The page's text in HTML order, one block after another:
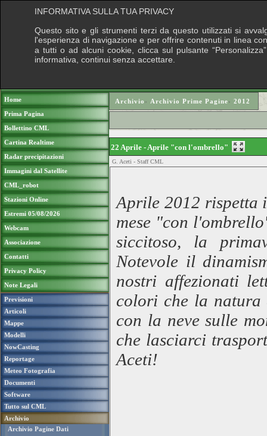
Home
Prima Pagina
Bollettino CML
Cartina Realtime
Radar precipitazioni
Immagini dal Satellite
CML_robot
Stazioni Online
Estremi 05/08/2026
Webcam
Associazione
Contatti
Privacy Policy
Note Legali
Previsioni
Articoli
Mappe
Modelli
NowCasting
Reportage
Meteo Fotografia
Documenti
Software
Tutto sul CML
Archivio
Archivio Pagine Dati
Archivio › Archivio Prime Pagine› 2012
22 Aprile - Aprile "con l'ombrello"
G. Aceti - Staff CML
Aprile 2012 rispetta
mese "con
siccitoso, la
Notevole il
nostri affezionati
colori che la natura
con la neve sulle
che lasciarci
Aceti!
INFORMATIVA SULLA TUA PRIVACY
Questo sito e gli strumenti terzi da questo utilizzati si
l'esperienza di navigazione e per offrire contenuti in linea
a tutti o ad alcuni cookie, clicca sul pulsante
informativa, continui senza accettare.